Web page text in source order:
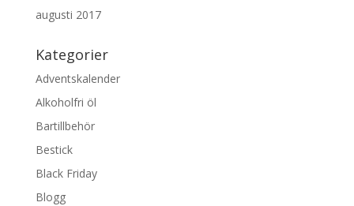
augusti 2017
Kategorier
Adventskalender
Alkoholfri öl
Bartillbehör
Bestick
Black Friday
Blogg